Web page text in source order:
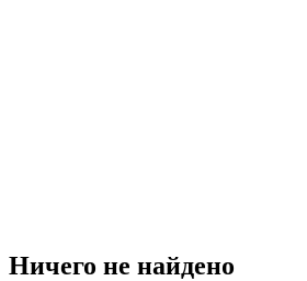
Ничего не найдено